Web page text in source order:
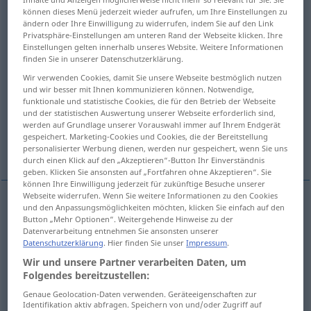
Übersicht aller Übersetzungen
(Für mehr Details die Übersetzung anklicken/antippen)
also, folglich, demnach, demzufolge
also denn doch
Weitere Beispiele...
also donc conséquence
folglich donc
demnach
können dieses Menü jederzeit wieder aufrufen, um Ihre Einstellungen zu
ändern oder Ihre Einwilligung zu widerrufen, indem Sie auf den Link
Privatsphäre-Einstellungen am unteren Rand der Webseite klicken. Ihre
Einstellungen gelten innerhalb unseres Website. Weitere Informationen
finden Sie in unserer Datenschutzerklärung.
Wir verwenden Cookies, damit Sie unsere Webseite bestmöglich nutzen
und wir besser mit Ihnen kommunizieren können. Notwendige,
funktionale und statistische Cookies, die für den Betrieb der Webseite
und der statistischen Auswertung unserer Webseite erforderlich sind,
werden auf Grundlage unserer Vorauswahl immer auf Ihrem Endgerät
gespeichert. Marketing-Cookies und Cookies, die der Bereitstellung
personalisierter Werbung dienen, werden nur gespeichert, wenn Sie uns
durch einen Klick auf den „Akzeptieren“-Button Ihr Einverständnis
geben. Klicken Sie ansonsten auf „Fortfahren ohne Akzeptieren“. Sie
können Ihre Einwilligung jederzeit für zukünftige Besuche unserer
Webseite widerrufen. Wenn Sie weitere Informationen zu den Cookies
und den Anpassungsmöglichkeiten möchten, klicken Sie einfach auf den
Button „Mehr Optionen“. Weitergehende Hinweise zu der
Datenverarbeitung entnehmen Sie ansonsten unserer
Datenschutzerklärung. Hier finden Sie unserImpressum.
Wir und unsere Partner verarbeiten Daten, um
Folgendes bereitzustellen:
Genaue Geolocation-Daten verwenden. Geräteeigenschaften zur
Identifikation aktiv abfragen. Speichern von und/oder Zugriff auf